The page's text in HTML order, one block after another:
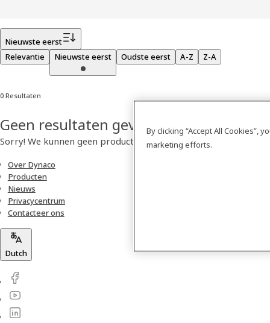
Nieuwste eerst
Relevantie
Nieuwste eerst Oudste eerst A-Z Z-A
0 Resultaten
Geen resultaten gevonden
Sorry! We kunnen geen product vinden.
Over Dynaco
Producten
Nieuws
Privacycentrum
Contacteer ons
Dutch
By clicking “Accept All Cookies”,
marketing efforts.